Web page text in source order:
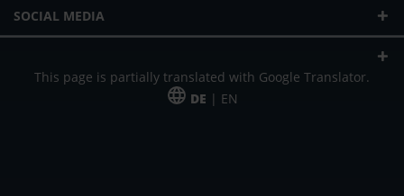
SOCIAL MEDIA
This page is partially translated with Google Translator.
DE | EN